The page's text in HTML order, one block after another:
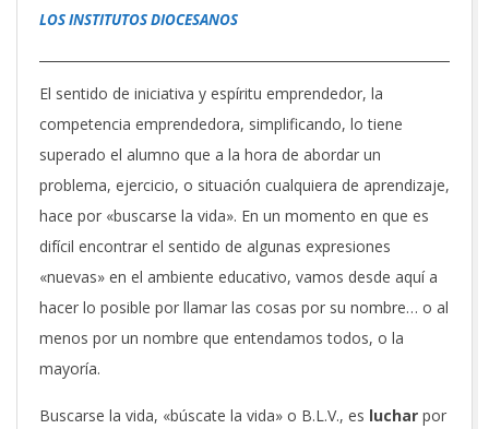
LOS INSTITUTOS DIOCESANOS
El sentido de iniciativa y espíritu emprendedor, la
competencia emprendedora, simplificando, lo tiene
superado el alumno que a la hora de abordar un
problema, ejercicio, o situación cualquiera de aprendizaje,
hace por «buscarse la vida». En un momento en que es
difícil encontrar el sentido de algunas expresiones
«nuevas» en el ambiente educativo, vamos desde aquí a
hacer lo posible por llamar las cosas por su nombre… o al
menos por un nombre que entendamos todos, o la
mayoría.
Buscarse la vida, «búscate la vida» o B.L.V., es luchar por